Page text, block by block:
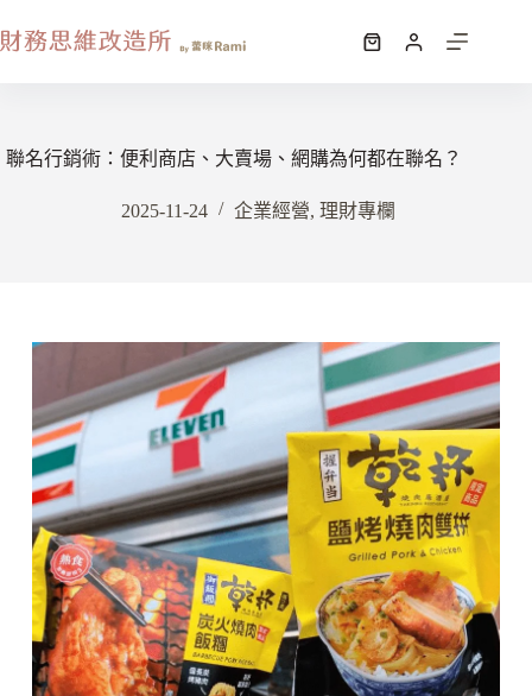
聯名行銷術：便利商店、大賣場、網購為何都在聯名？
2025-11-24 企業經營, 理財專欄